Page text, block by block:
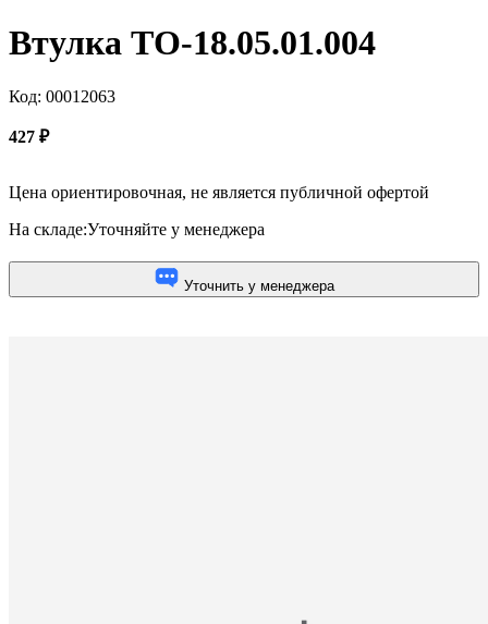
Втулка ТО-18.05.01.004
Код: 00012063
427 ₽
Цена ориентировочная, не является публичной офертой
На складе:Уточняйте у менеджера
Уточнить у менеджера